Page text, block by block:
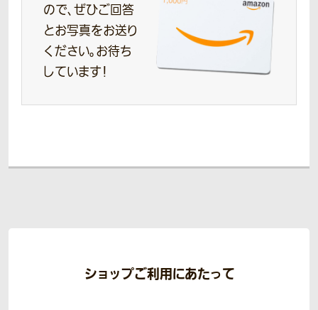
ので、ぜひご回答
とお写真をお送り
ください。お待ち
しています！
ショップご利用にあたって